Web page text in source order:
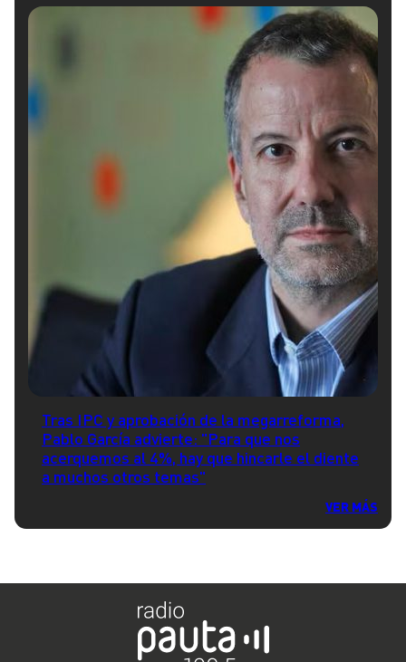
Tras IPC y aprobación de la megarreforma,
Pablo García advierte: "Para que nos
acerquemos al 4%, hay que hincarle el diente
a muchos otros temas"
VER MÁS